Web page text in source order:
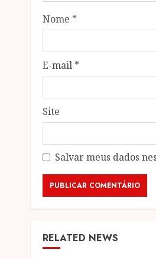
Nome *
E-mail *
Site
Salvar meus dados
RELATED NEWS